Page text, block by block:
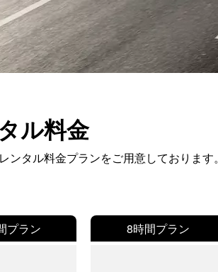
ル料金
ンタル料金プランをご用意しております。
プラン
8時間プラン